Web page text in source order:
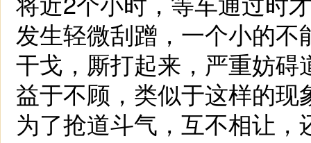
发生轻微刮蹭，一个小的
干戈，厮打起来，严重妨碍
益于不顾，类似于这样的
为了抢道斗气，互不相让